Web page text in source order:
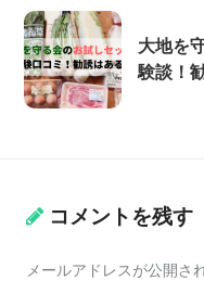
大地を
験談！
コメントを残す
メールアドレスが公開さ